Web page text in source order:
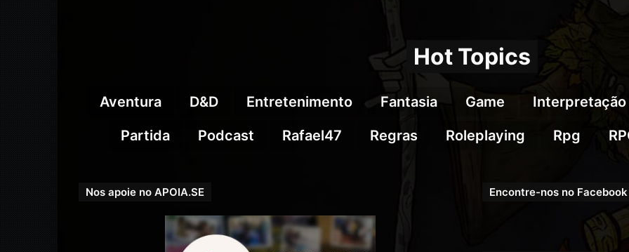
Hot Topics
Aventura D&D Entretenimento Fantasia Game Interpretação
Partida
Podcast Rafael47 Regras Roleplaying Rpg
Nos apoie no APOIA.SE Encontre-nos no Facebook